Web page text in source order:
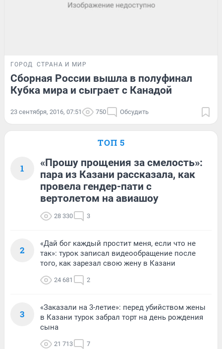
ГОРОД СТРАНА И МИР
Сборная России вышла в полуфинал
Кубка мира и сыграет с Канадой
23 сентября, 2016, 07:51 750 Обсудить
ТОП 5
1
«Прошу прощения за смелость»:
пара из Казани рассказала, как
провела гендер-пати с
вертолетом на авиашоу
28 330 3
2
«Дай бог каждый простит меня, если что не
так»: турок записал видеообращение после
того, как зарезал свою жену в Казани
24 681 2
3
«Заказали на 3-летие»: перед убийством жены
в Казани турок забрал торт на день рождения
сына
21 713 7